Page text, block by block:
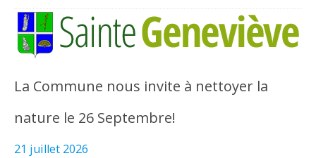
La Commune nous invite à nettoyer la
nature le 26 Septembre!
21 juillet 2026